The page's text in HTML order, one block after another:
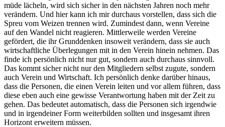
müde lächeln, wird sich sicher in den nächsten Jahren noch mehr
verändern. Und hier kann ich mir durchaus vorstellen, dass sich die
Spreu vom Weizen trennen wird. Zumindest dann, wenn Vereine
auf den Wandel nicht reagieren. Mittlerweile werden Vereine
gefördert, die ihr Grunddenken insoweit verändern, dass sie auch
wirtschaftliche Überlegungen mit in den Verein hinein nehmen. Das
finde ich persönlich nicht nur gut, sondern auch durchaus sinnvoll.
Das kommt sicher nicht nur den Mitgliedern selbst zugute, sondern
auch Verein und Wirtschaft. Ich persönlich denke darüber hinaus,
dass die Personen, die einen Verein leiten und vor allem führen, dass
diese eben auch eine gewisse Verantwortung haben mit der Zeit zu
gehen. Das bedeutet automatisch, dass die Personen sich irgendwie
und in irgendeiner Form weiterbilden sollten und insgesamt ihren
Horizont erweitern müssen.